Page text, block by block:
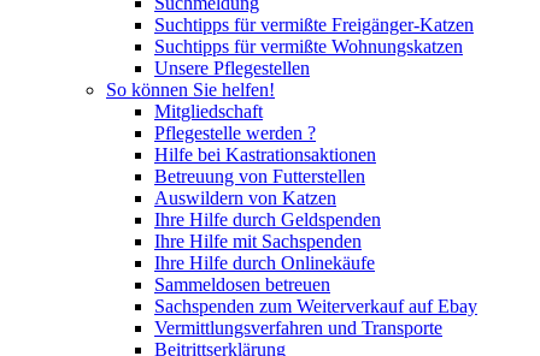
Suchtipps für vermißte Freigänger-Katzen
Suchtipps für vermißte Wohnungskatzen
Unsere Pflegestellen
So können Sie helfen!
Mitgliedschaft
Pflegestelle werden ?
Hilfe bei Kastrationsaktionen
Betreuung von Futterstellen
Auswildern von Katzen
Ihre Hilfe durch Geldspenden
Ihre Hilfe mit Sachspenden
Ihre Hilfe durch Onlinekäufe
Sammeldosen betreuen
Sachspenden zum Weiterverkauf auf Ebay
Vermittlungsverfahren und Transporte
Beitrittserklärung